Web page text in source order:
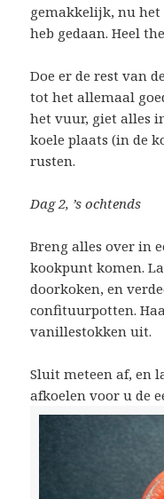
gemakkelijk, nu het
heb gedaan. Heel
Doe er de rest van
tot het allemaal
het vuur, giet alles
koele plaats (in de
rusten.
Dag 2, ’s ochtends
Breng alles over in
kookpunt komen.
doorkoken, en
confituurpotten.
vanillestokken uit.
Sluit meteen af, en
afkoelen voor u de